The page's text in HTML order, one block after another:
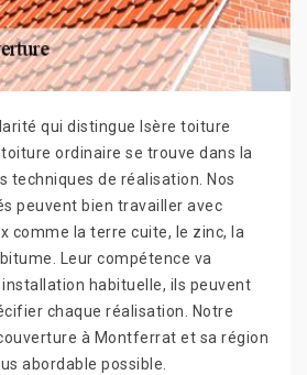
qui distingue Isère toiture
ordinaire se trouve dans la
techniques de réalisation. Nos
peuvent bien travailler avec
comme la terre cuite, le zinc, la
Leur compétence va
installation habituelle, ils peuvent
chaque réalisation. Notre
à Montferrat et sa région
abordable possible.